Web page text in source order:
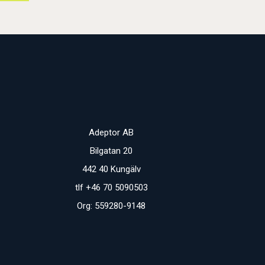
Adeptor AB
Bilgatan 20
442 40 Kungälv
tlf +46 70 5090503
Org: 559280-9148